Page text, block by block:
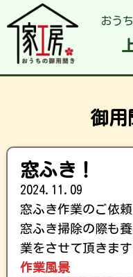
おう
御用
窓ふき！
2024.11.09
窓ふき作業のご依
窓ふき掃除の際も
業をさせて頂きます
作業風景